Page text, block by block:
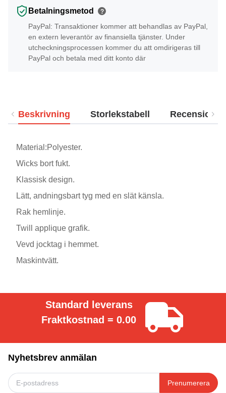
Betalningsmetod ?
PayPal: Transaktioner kommer att behandlas av PayPal,
en extern leverantör av finansiella tjänster. Under
utcheckningsprocessen kommer du att omdirigeras till
PayPal och betala med ditt konto där
Beskrivning Storlekstabell Recensioner
Material:Polyester.
Wicks bort fukt.
Klassisk design.
Lätt, andningsbart tyg med en slät känsla.
Rak hemlinje.
Twill applique grafik.
Vevd jocktag i hemmet.
Maskintvätt.
Standard leverans
Fraktkostnad = 0.00
Nyhetsbrev anmälan
Prenumerera